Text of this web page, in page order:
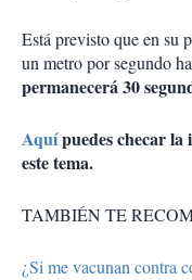
Está previsto que en su
un metro por segundo
permanecerá 30
Aquípuedes checar la
este tema.
TAMBIÉN TE
¿Si me vacunan contra